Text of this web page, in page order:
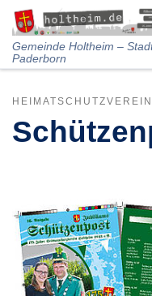
Skip to content
Gemeinde Holtheim –
Paderborn
HEIMATSCHUTZVEREIN